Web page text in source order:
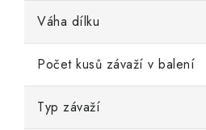
Váha dílku
Počet kusů závaží v balení
Typ závaží